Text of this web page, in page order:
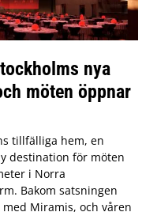
nya
möten öppnar
tillfälliga hem, en
destination för möten
i Norra
Bakom satsningen
Miramis, och våren